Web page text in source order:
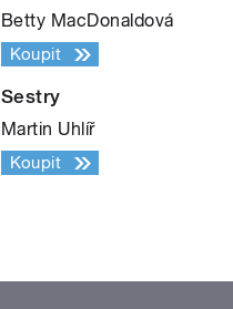
Betty MacDonaldová
Koupit
Sestry
Martin Uhlíř
Koupit